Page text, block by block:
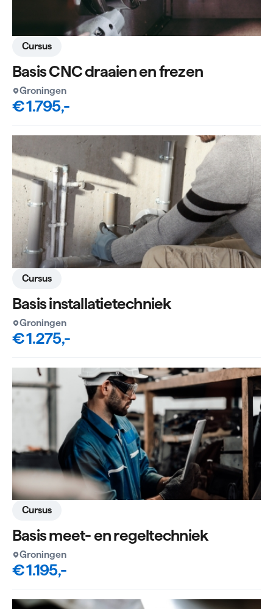
Basis CNC draaien en frezen
Cursus
Groningen
€ 1.795,-
Basis installatietechniek
Cursus
Groningen
€ 1.275,-
Basis meet- en regeltechniek
Cursus
Groningen
€ 1.195,-